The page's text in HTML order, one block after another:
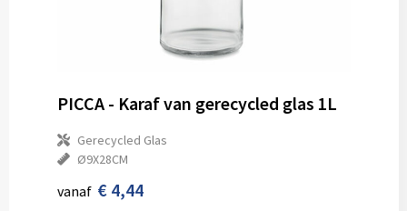
PICCA - Karaf van gerecycled glas 1L
Gerecycled Glas
Ø9X28CM
vanaf € 4,44